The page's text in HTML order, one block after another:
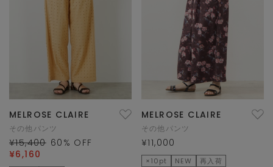
MELROSE CLAIRE
その他パンツ
¥15,400 60 % OFF
¥6,160
MELROSE CLAIRE
その他パンツ
¥11,000
×10pt NEW 再入荷